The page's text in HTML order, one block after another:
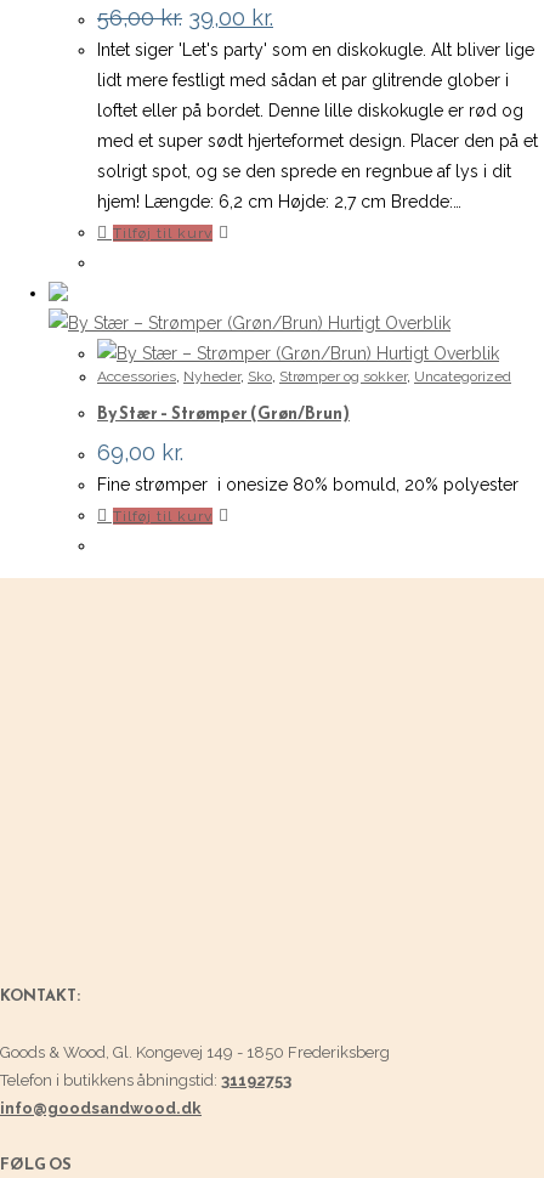
56,00kr. Den
oprindelige
pris
var:
56,00 kr..
39,00 kr.
aktuelle
pris
er:
39,00 kr..
Intet siger 'Let's party' som en diskokugle. Alt bliver lige
lidt mere festligt med sådan et par glitrende glober i
loftet eller på bordet. Denne lille diskokugle er rød og
med et super sødt hjerteformet design. Placer den på et
solrigt spot, og se den sprede en regnbue af lys i dit
hjem! Længde: 6,2 cm Højde: 2,7 cm Bredde:…
Tilføj til kurv
Hurtigt Overblik
Hurtigt Overblik
Accessories, Nyheder, Sko, Strømper og sokker, Uncategorized
By Stær – Strømper (Grøn/Brun)
69,00 kr.
Fine strømper i onesize 80% bomuld, 20% polyester
Tilføj til kurv
KONTAKT:
Goods & Wood, Gl. Kongevej 149 - 1850 Frederiksberg
Telefon i butikkens åbningstid: 31192753
info@goodsandwood.dk
FØLG OS